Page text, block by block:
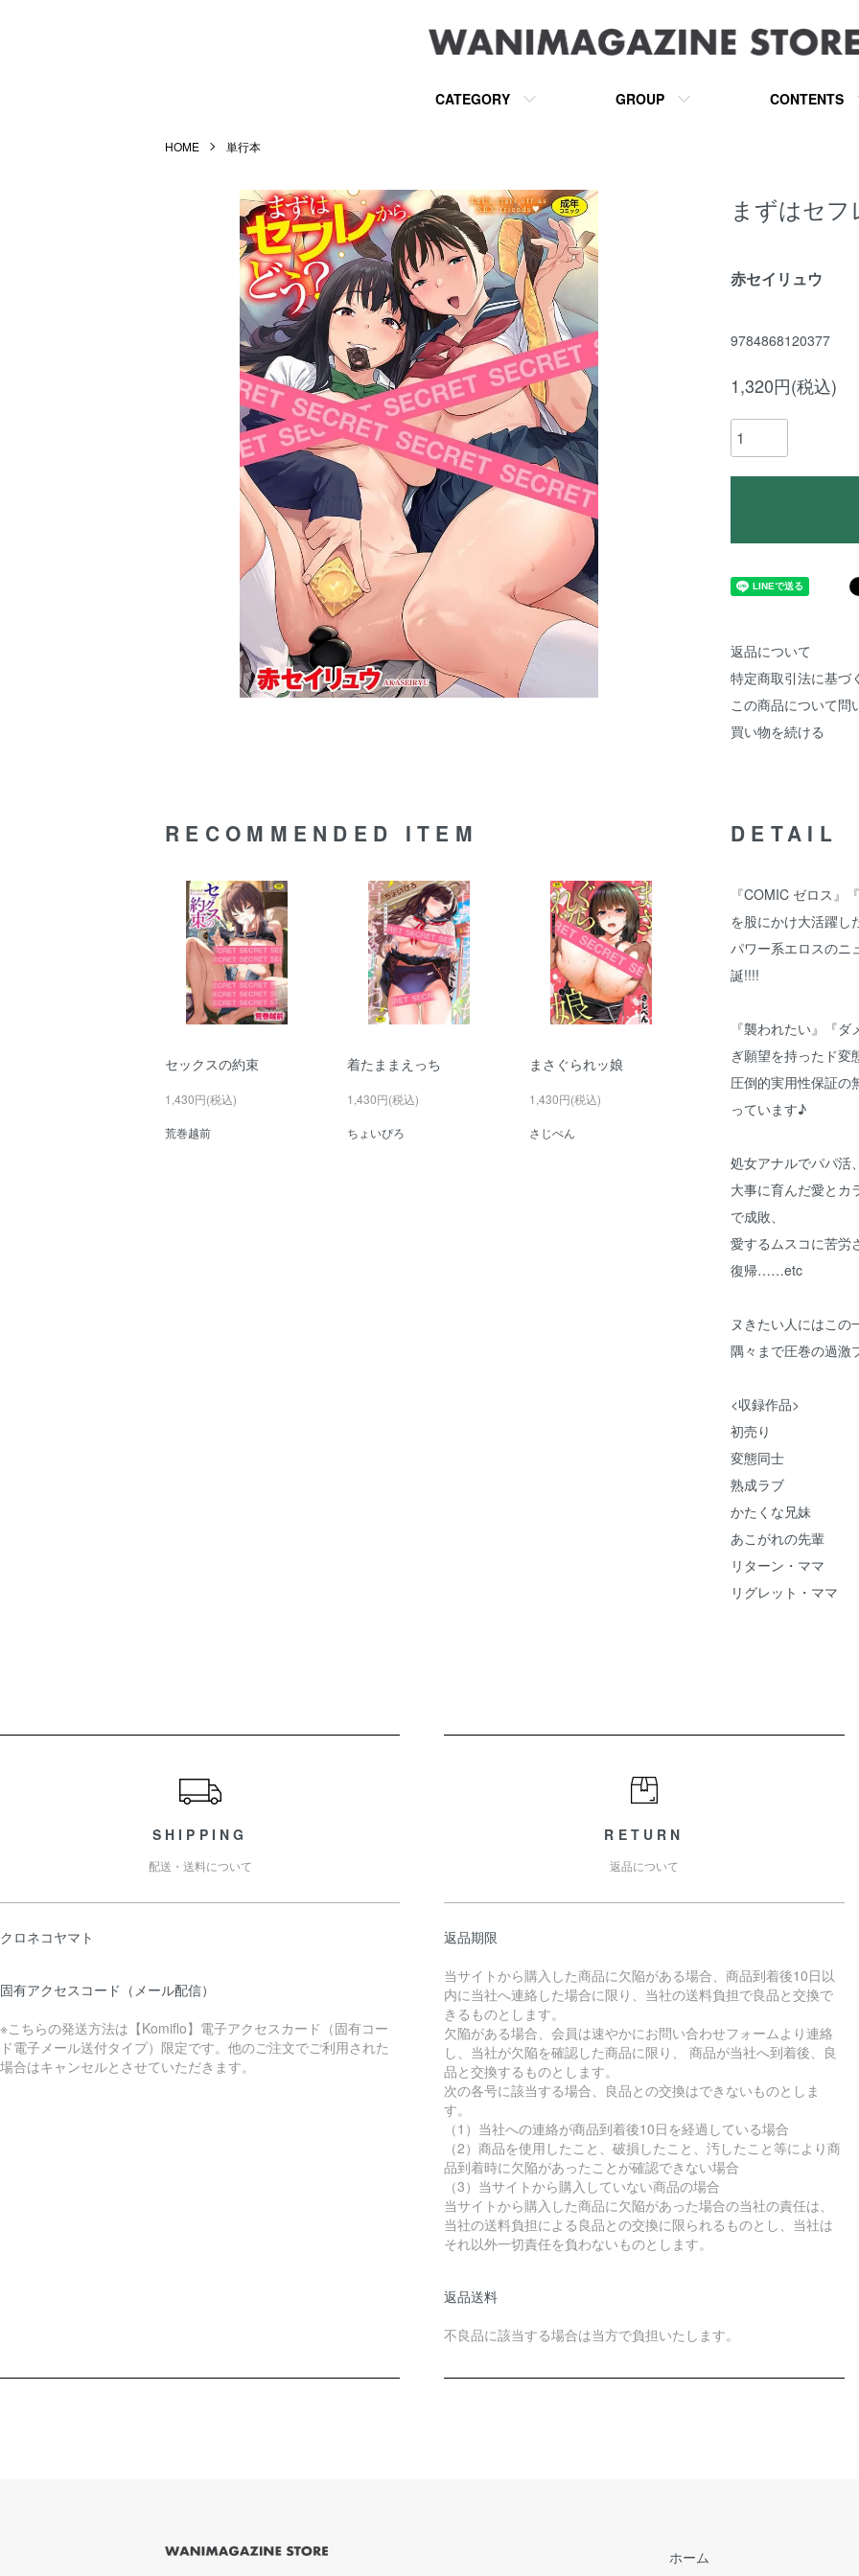
CATEGORY GROUP CONTENTS
HOME 単行本
まずはセフ
赤セイリュウ
9784868120377
1,320円(税込)
返品について
特定商取引法に基づ
この商品について問
買い物を続ける
DETAIL
『COMIC ゼロス』
を股にかけ大活躍し
パワー系エロスのニ
誕!!!!
『襲われたい』『
ぎ願望を持ったド
圧倒的実用性保証の
っています♪
処女アナルでパパ活
大事に育んだ愛と
で成敗、
愛するムスコに苦労
復帰……etc
ヌきたい人にはこの
隅々まで圧巻の過激
<収録作品>
初売り
変態同士
熟成ラブ
かたくな兄妹
あこがれの先輩
リターン・ママ
リグレット・ママ
RECOMMENDED ITEM
セックスの約束
1,430円(税込)
荒巻越前
着たままえっち
1,430円(税込)
ちょいぴろ
まさぐられッ娘
1,430円(税込)
さじぺん
SHIPPING
配送・送料について
クロネコヤマト
固有アクセスコード（メール配信）
※こちらの発送方法は【Komiflo】電子アクセスカード（固有コー
ド電子メール送付タイプ）限定です。他のご注文でご利用された
場合はキャンセルとさせていただきます。
RETURN
返品について
返品期限
当サイトから購入した商品に欠陥がある場合、商品到着後10日以
内に当社へ連絡した場合に限り、当社の送料負担で良品と交換で
きるものとします。
欠陥がある場合、会員は速やかにお問い合わせフォームより連絡
し、当社が欠陥を確認した商品に限り、 商品が当社へ到着後、良
品と交換するものとします。
次の各号に該当する場合、良品との交換はできないものとしま
す。
（1）当社への連絡が商品到着後10日を経過している場合
（2）商品を使用したこと、破損したこと、汚したこと等により商
品到着時に欠陥があったことが確認できない場合
（3）当サイトから購入していない商品の場合
当サイトから購入した商品に欠陥があった場合の当社の責任は、
当社の送料負担による良品との交換に限られるものとし、当社は
それ以外一切責任を負わないものとします。
返品送料
不良品に該当する場合は当方で負担いたします。
ホーム